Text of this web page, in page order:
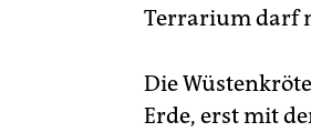
Terrarium darf
Die
Erde, erst mit